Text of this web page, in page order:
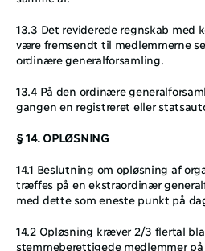
13.3 Det reviderede regnskab med
være fremsendt til medlemmerne
ordinære generalforsamling.
13.4 På den ordinære
gangen en registreret eller
§ 14. OPLØSNING
14.1 Beslutning om opløsning af
træffes på en ekstraordinær
med dette som eneste punkt på
14.2 Opløsning kræver 2/3 flertal
stemmeberettigede medlemmer